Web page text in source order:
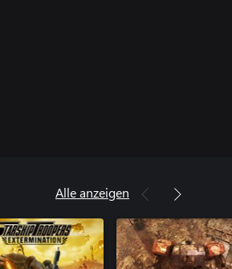
Alle anzeigen